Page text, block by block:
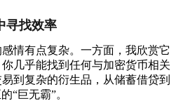
寻找效率
情有点复杂。一方面，我欣赏它
几乎能找到任何与加密货币相关
到复杂的衍生品，从储蓄借贷到
“巨无霸”。